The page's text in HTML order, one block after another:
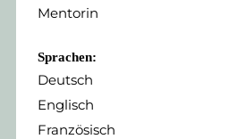
Mentorin
Sprachen:
Deutsch
Englisch
Französisch